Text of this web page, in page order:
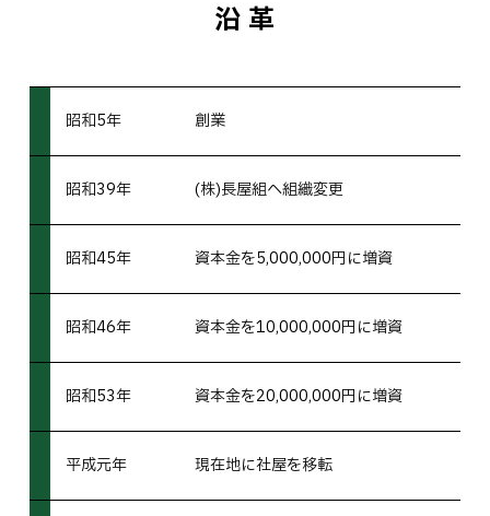
沿 革
昭和5年 創業
昭和39年 (株)長屋組へ組織変更
昭和45年 資本金を5,000,000円に増資
昭和46年 資本金を10,000,000円に増資
昭和53年 資本金を20,000,000円に増資
平成元年 現在地に社屋を移転